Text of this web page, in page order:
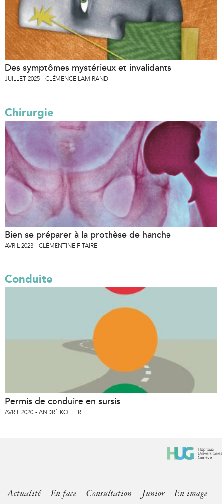
Des symptômes mystérieux et invalidants
JUILLET 2025 CLÉMENCE LAMIRAND
Chirurgie
Bien se préparer à la prothèse de hanche
AVRIL 2023 CLÉMENTINE FITAIRE
Conduite
Permis de conduire en sursis
AVRIL 2020 ANDRÉ KOLLER
Actualité En face Consultation Junior
En image